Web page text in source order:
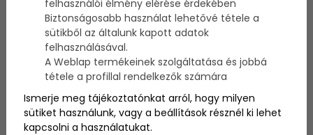
Szerző:admin
2015. szeptember 16.
Ez a Boeing787-9 Dreamliner, a világ jelenlegi
legmodernebbrepülőgépe, ami jövő hónapban kezdi
meg működését. Most bepillantást nyerhettek az
első osztályra , szerintem elképesztő!
felhasználói élmény elérése érdekében
Biztonságosabb használat lehetővé tétele a
sütikből az általunk kapott adatok
felhasználásával.
A Weblap termékeinek szolgáltatása és jobbá
tétele a profillal rendelkezők számára
Ismerje meg tájékoztatónkat arról, hogy milyen
sütiket használunk, vagy a beállítások résznél ki lehet
kapcsolni a használatukat.